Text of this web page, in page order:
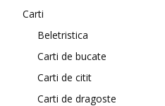
Carti
Beletristica
Carti de bucate
Carti de citit
Carti de dragoste